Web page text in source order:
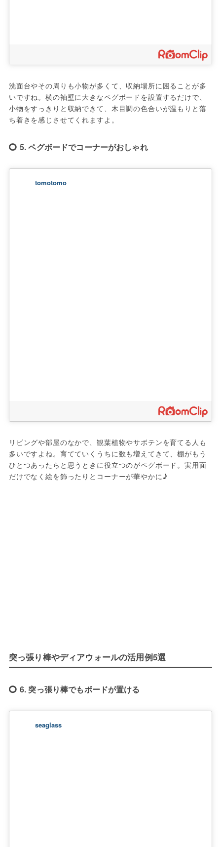
洗面台やその周りも小物が多くて、収納場所に困ることが多
いですね。横の袖壁に大きなペグボードを設置するだけで、
小物をすっきりと収納できて、木目調の色合いが温もりと落
ち着きを感じさせてくれますよ。
5. ペグボードでコーナーがおしゃれ
tomotomo
リビングや部屋のなかで、観葉植物やサボテンを育てる人も
多いですよね。育てていくうちに数も増えてきて、棚がもう
ひとつあったらと思うときに役立つのがペグボード。実用面
だけでなく絵を飾ったりとコーナーが華やかに♪
突っ張り棒やディアウォールの活用例5選
6. 突っ張り棒でもボードが置ける
seaglass